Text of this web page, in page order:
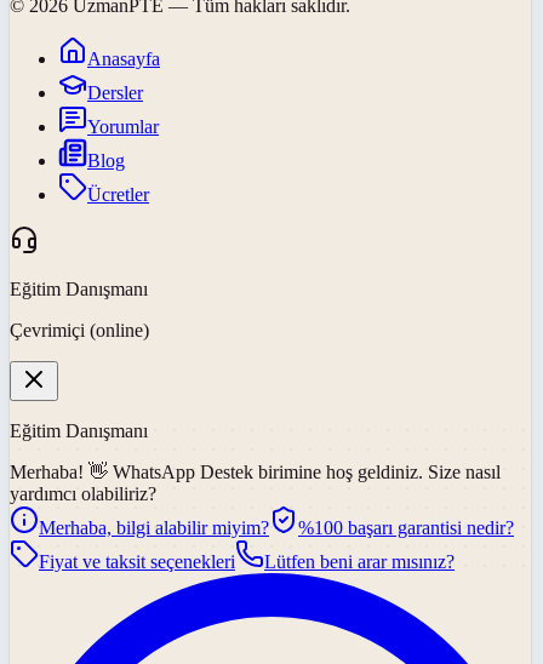
© 2026 UzmanPTE — Tüm hakları saklıdır.
Anasayfa
Dersler
Yorumlar
Blog
Ücretler
Eğitim Danışmanı
Çevrimiçi (online)
Eğitim Danışmanı
Merhaba! 👋 WhatsApp Destek birimine hoş geldiniz. Size nasıl
yardımcı olabiliriz?
Merhaba, bilgi alabilir miyim?
%100 başarı garantisi nedir?
Fiyat ve taksit seçenekleri
Lütfen beni arar mısınız?